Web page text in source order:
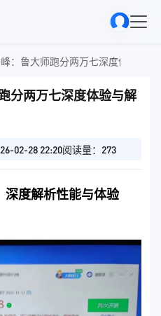
：鲁大师跑分两万七深度体验与解
分两万七深度体验与解
02-28 22:20阅读量：273
深度解析性能与体验